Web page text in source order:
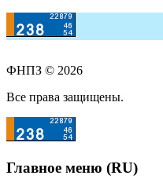
ФНПЗ © 2026
Все права защищены.
Главное меню (RU)